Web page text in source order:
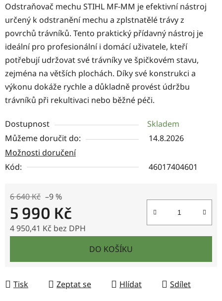
Odstraňovač mechu STIHL MF-MM je efektivní nástroj
určený k odstranění mechu a zplstnatělé trávy z
povrchů trávníků. Tento praktický přídavný nástroj je
ideální pro profesionální i domácí uživatele, kteří
potřebují udržovat své trávníky ve špičkovém stavu,
zejména na větších plochách. Díky své konstrukci a
výkonu dokáže rychle a důkladně provést údržbu
trávníků při rekultivaci nebo běžné péči.
Dostupnost
Skladem
Můžeme doručit do:
14.8.2026
Možnosti doručení
Kód:
46017404601
6 640 Kč –9 %
5 990 Kč
4 950,41 Kč bez DPH
DO KOŠÍKU
Tisk Zeptat se Hlídat Sdílet